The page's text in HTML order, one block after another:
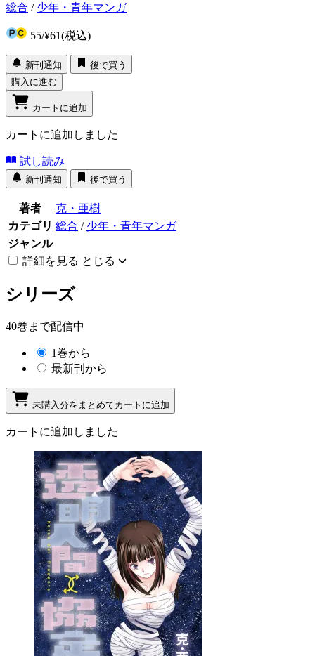
総合 / 少年・青年マンガ
55/¥61(税込)
新刊通知
後で買う
購入に進む
カートに追加
カートに追加しました
試し読み
新刊通知 後で買う
著者
克・亜樹
カテゴリ 総合 / 少年・青年マンガ
ジャンル
詳細を見る とじる
シリーズ
40巻まで配信中
1巻から
最新刊から
未購入分をまとめてカートに追加
カートに追加しました